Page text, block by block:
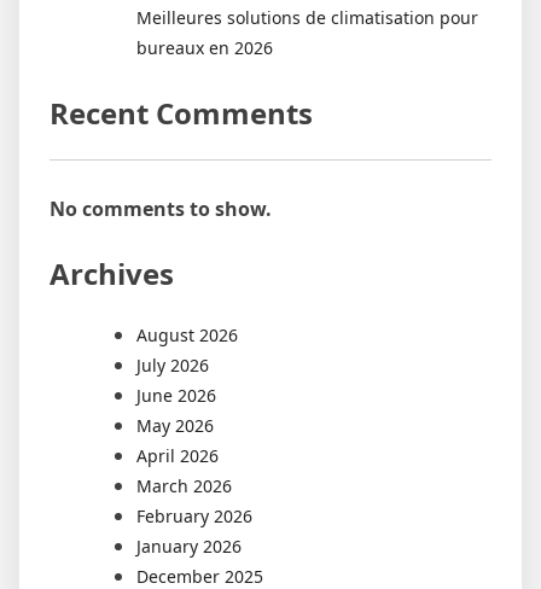
Meilleures solutions de climatisation pour
bureaux en 2026
Recent Comments
No comments to show.
Archives
August 2026
July 2026
June 2026
May 2026
April 2026
March 2026
February 2026
January 2026
December 2025